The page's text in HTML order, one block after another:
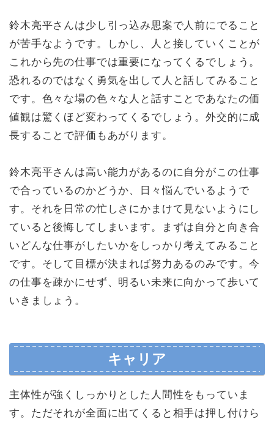
鈴木亮平さんは少し引っ込み思案で人前にでること
が苦手なようです。しかし、人と接していくことが
これから先の仕事では重要になってくるでしょう。
恐れるのではなく勇気を出して人と話してみること
です。色々な場の色々な人と話すことであなたの価
値観は驚くほど変わってくるでしょう。外交的に成
長することで評価もあがります。
鈴木亮平さんは高い能力があるのに自分がこの仕事
で合っているのかどうか、日々悩んでいるようで
す。それを日常の忙しさにかまけて見ないようにし
ていると後悔してしまいます。まずは自分と向き合
いどんな仕事がしたいかをしっかり考えてみること
です。そして目標が決まれば努力あるのみです。今
の仕事を疎かにせず、明るい未来に向かって歩いて
いきましょう。
キャリア
主体性が強くしっかりとした人間性をもっていま
す。ただそれが全面に出てくると相手は押し付けら